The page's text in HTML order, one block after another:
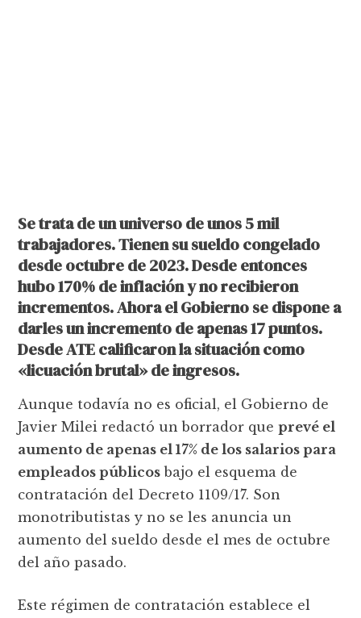
Se trata de un universo de unos 5 mil
trabajadores. Tienen su sueldo congelado
desde octubre de 2023. Desde entonces
hubo 170% de inflación y no recibieron
incrementos. Ahora el Gobierno se dispone a
darles un incremento de apenas 17 puntos.
Desde ATE calificaron la situación como
«licuación brutal» de ingresos.
Aunque todavía no es oficial, el Gobierno de
Javier Milei redactó un borrador queprevé el
aumento de apenas el 17% de los salarios para
empleados públicos bajo el esquema de
contratación del Decreto 1109/17. Son
monotributistas y no se les anuncia un
aumento del sueldo desde el mes de octubre
del año pasado.
Este régimen de contratación establece el